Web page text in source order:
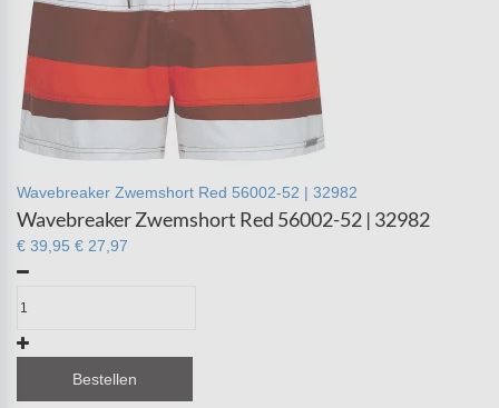
Wavebreaker Zwemshort Red 56002-52 | 32982
Wavebreaker Zwemshort Red 56002-52 | 32982
€ 39,95 € 27,97
Bestellen